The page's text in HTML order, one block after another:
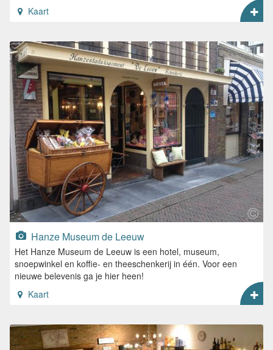
Kaart
Hanze Museum de Leeuw
Het Hanze Museum de Leeuw is een hotel, museum,
snoepwinkel en koffie- en theeschenkerij in één. Voor een
nieuwe belevenis ga je hier heen!
Kaart